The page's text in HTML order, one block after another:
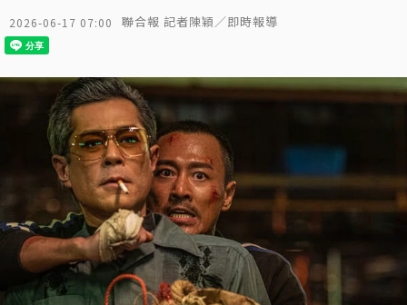
2026-06-17 07:00 聯合報 記者陳穎／即時報導